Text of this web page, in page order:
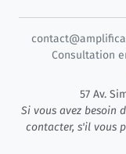
Consultation
57 Av.
Si vous avez besoin
contacter, s'il vous